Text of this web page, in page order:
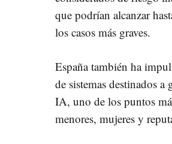
que podrían alcanzar
los casos más graves.
España también ha
de sistemas destinados a
IA, uno de los puntos
menores, mujeres y